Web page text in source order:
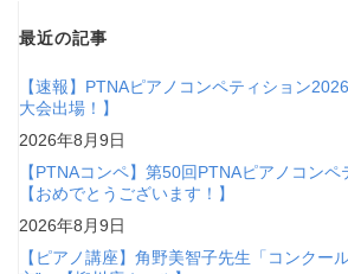
最近の記事
【速報】PTNAピアノコンペティション
大会出場！】
2026年8月9日
【PTNAコンペ】第50回PTNAピアノコン
【おめでとうございます！】
2026年8月9日
【ピアノ講座】角野美智子先生「コンクー